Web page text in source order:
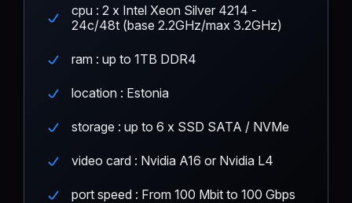
cpu : 2 x Intel Xeon Silver 4214 -
24c/48t (base 2.2GHz/max 3.2GHz)
ram : up to 1TB DDR4
location : Estonia
storage : up to 6 x SSD SATA / NVMe
video card : Nvidia A16 or Nvidia L4
port speed : From 100 Mbit to 100 Gbps